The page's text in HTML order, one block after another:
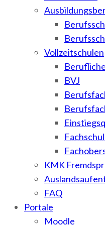
Vollzeitschulen
BVJ
KMK
FAQ
Portale
Moodle